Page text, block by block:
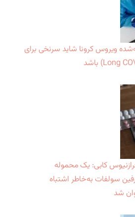
ویروس کرونا شاید سرنخی برای
کابی: یک محموله
سولفات به‌خاطر اشتباه
شد